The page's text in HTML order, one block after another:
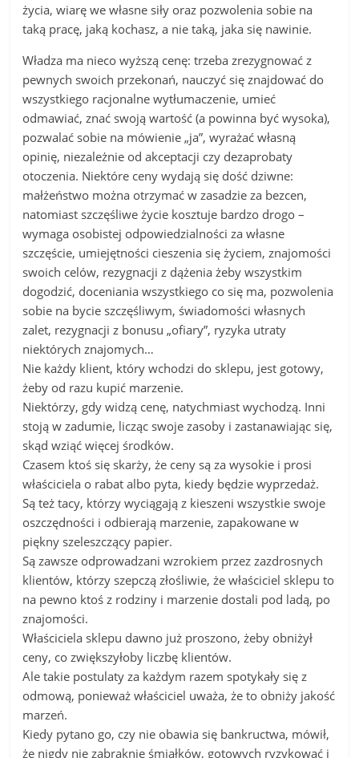
życia, wiarę we własne siły oraz pozwolenia sobie na
taką pracę, jaką kochasz, a nie taką, jaka się nawinie.
Władza ma nieco wyższą cenę: trzeba zrezygnować z
pewnych swoich przekonań, nauczyć się znajdować do
wszystkiego racjonalne wytłumaczenie, umieć
odmawiać, znać swoją wartość (a powinna być wysoka),
pozwalać sobie na mówienie „ja”, wyrażać własną
opinię, niezależnie od akceptacji czy dezaprobaty
otoczenia. Niektóre ceny wydają się dość dziwne:
małżeństwo można otrzymać w zasadzie za bezcen,
natomiast szczęśliwe życie kosztuje bardzo drogo –
wymaga osobistej odpowiedzialności za własne
szczęście, umiejętności cieszenia się życiem, znajomości
swoich celów, rezygnacji z dążenia żeby wszystkim
dogodzić, doceniania wszystkiego co się ma, pozwolenia
sobie na bycie szczęśliwym, świadomości własnych
zalet, rezygnacji z bonusu „ofiary”, ryzyka utraty
niektórych znajomych…
Nie każdy klient, który wchodzi do sklepu, jest gotowy,
żeby od razu kupić marzenie.
Niektórzy, gdy widzą cenę, natychmiast wychodzą. Inni
stoją w zadumie, licząc swoje zasoby i zastanawiając się,
skąd wziąć więcej środków.
Czasem ktoś się skarży, że ceny są za wysokie i prosi
właściciela o rabat albo pyta, kiedy będzie wyprzedaż.
Są też tacy, którzy wyciągają z kieszeni wszystkie swoje
oszczędności i odbierają marzenie, zapakowane w
piękny szeleszczący papier.
Są zawsze odprowadzani wzrokiem przez zazdrosnych
klientów, którzy szepczą złośliwie, że właściciel sklepu to
na pewno ktoś z rodziny i marzenie dostali pod ladą, po
znajomości.
Właściciela sklepu dawno już proszono, żeby obniżył
ceny, co zwiększyłoby liczbę klientów.
Ale takie postulaty za każdym razem spotykały się z
odmową, ponieważ właściciel uważa, że to obniży jakość
marzeń.
Kiedy pytano go, czy nie obawia się bankructwa, mówił,
że nigdy nie zabraknie śmiałków, gotowych ryzykować i